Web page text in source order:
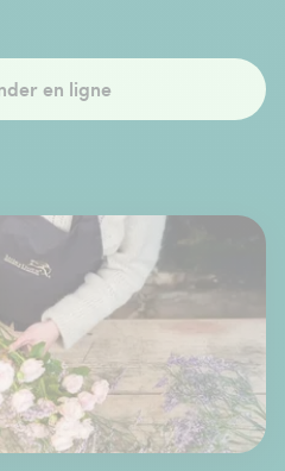
en ligne